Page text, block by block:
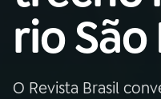
04PROGRAMAS
rio
O Revista Brasil